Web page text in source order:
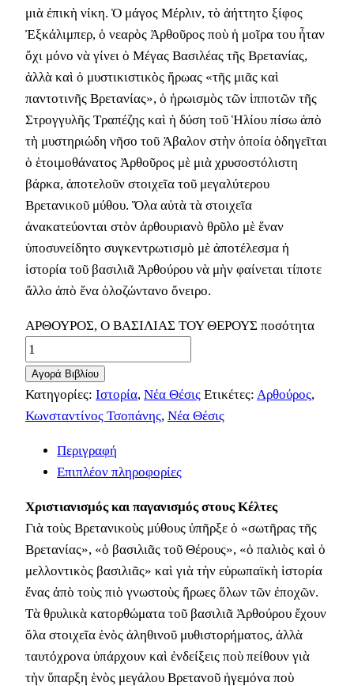
μιὰ ἐπικὴ νίκη. Ὁ μάγος Μέρλιν, τὸ ἀήττητο ξίφος
Ἐξκάλιμπερ, ὁ νεαρὸς Ἀρθοῦρος ποὺ ἡ μοῖρα του ἦταν
ὄχι μόνο νὰ γίνει ὁ Μέγας Βασιλέας τῆς Βρετανίας,
ἀλλὰ καὶ ὁ μυστικιστικὸς ἥρωας «τῆς μιᾶς καὶ
παντοτινῆς Βρετανίας», ὁ ἡρωισμὸς τῶν ἱπποτῶν τῆς
Στρογγυλῆς Τραπέζης καὶ ἡ δύση τοῦ Ἡλίου πίσω ἀπὸ
τὴ μυστηριώδη νῆσο τοῦ Ἀβαλον στὴν ὁποία ὁδηγεῖται
ὁ ἑτοιμοθάνατος Ἀρθοῦρος μὲ μιὰ χρυσοστόλιστη
βάρκα, ἀποτελοῦν στοιχεῖα τοῦ μεγαλύτερου
Βρετανικοῦ μύθου. Ὅλα αὐτὰ τὰ στοιχεῖα
ἀνακατεύονται στὸν ἀρθουριανὸ θρῦλο μὲ ἕναν
ὑποσυνείδητο συγκεντρωτισμὸ μὲ ἀποτέλεσμα ἡ
ἱστορία τοῦ βασιλιᾶ Ἀρθούρου νὰ μὴν φαίνεται τίποτε
ἄλλο ἀπὸ ἕνα ὁλοζώντανο ὄνειρο.
ΑΡΘΟΥΡΟΣ, Ο ΒΑΣΙΛΙΑΣ ΤΟΥ ΘΕΡΟΥΣ ποσότητα
Αγορά Βιβλίου
Κατηγορίες: Ιστορία, Νέα Θέσις Ετικέτες: Αρθούρος,
Κωνσταντίνος Τσοπάνης, Νέα Θέσις
Περιγραφή
Επιπλέον πληροφορίες
Χριστιανισμός και παγανισμός στους Κέλτες
Γιὰ τοὺς Βρετανικοὺς μύθους ὑπῆρξε ὁ «σωτῆρας τῆς
Βρετανίας», «ὁ βασιλιᾶς τοῦ Θέρους», «ὁ παλιὸς καὶ ὁ
μελλοντικὸς βασιλιᾶς» καὶ γιὰ τὴν εὐρωπαϊκὴ ἱστορία
ἕνας ἀπὸ τοὺς πιὸ γνωστοὺς ἥρωες ὅλων τῶν ἐποχῶν.
Τὰ θρυλικὰ κατορθώματα τοῦ βασιλιᾶ Ἀρθούρου ἔχουν
ὅλα στοιχεῖα ἑνὸς ἀληθινοῦ μυθιστορήματος, ἀλλὰ
ταυτόχρονα ὑπάρχουν καὶ ἐνδείξεις ποὺ πείθουν γιὰ
τὴν ὕπαρξη ἑνὸς μεγάλου Βρετανοῦ ἡγεμόνα ποὺ